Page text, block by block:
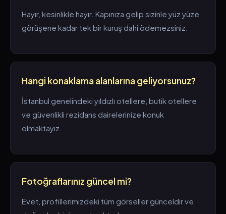
Hayır, kesinlikle hayır. Kapınıza gelip sizinle yüz yüze
görüşene kadar tek bir kuruş dahi ödemezsiniz.
Hangi konaklama alanlarına geliyorsunuz?
İstanbul genelindeki yıldızlı otellere, butik otellere
ve güvenlikli rezidans dairelerinize konuk
olmaktayız.
Fotoğraflarınız güncel mi?
Evet, profillerimizdeki tüm görseller günceldir ve